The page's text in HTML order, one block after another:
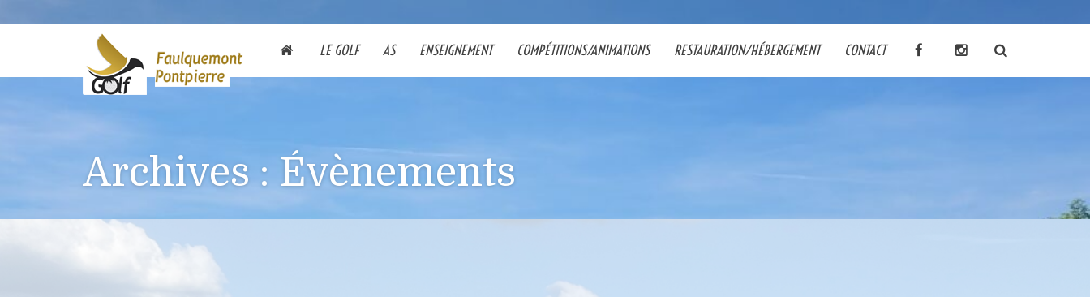
LE GOLF AS ENSEIGNEMENT COMPÉTITIONS/ANIMATIONS RESTAURATION/HÉBERGEMENT CONTACT
Archives : Évènements